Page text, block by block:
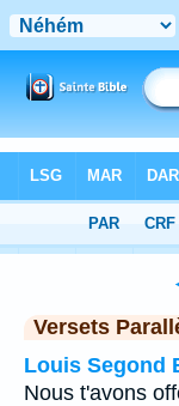
Chapitre 1 > Verset 7
Versets
Louis Segond
Nous t'avons